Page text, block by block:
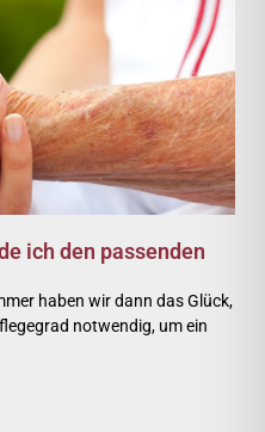
ich den passenden
haben wir dann das Glück,
notwendig, um ein